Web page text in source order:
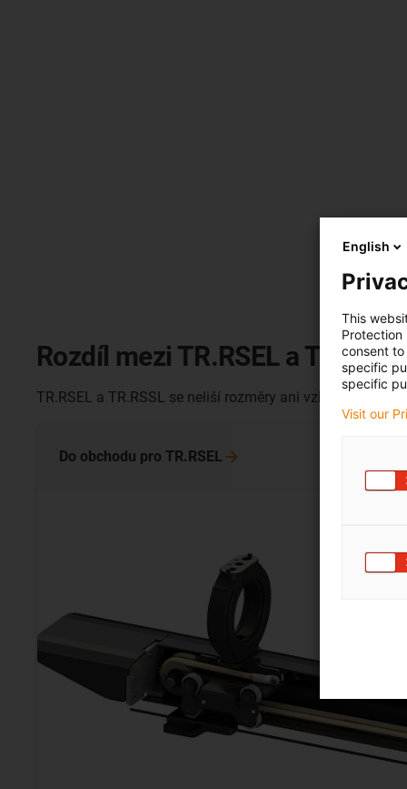
Rozdíl mezi TR.RSEL a TR.RSSL
TR.RSEL a TR.RSSL se neliší rozměry ani vzhledem.
Do obchodu pro TR.RSEL
English
This
Protection
consent
specific
specific
Visit our